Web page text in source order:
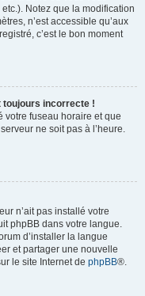
Notez que la modification
n’est accessible qu’aux
c’est le bon moment
toujours incorrecte !
votre fuseau horaire et que
ne soit pas à l’heure.
n’ait pas installé votre
phpBB dans votre langue.
d’installer la langue
et partager une nouvelle
le site Internet de phpBB®.